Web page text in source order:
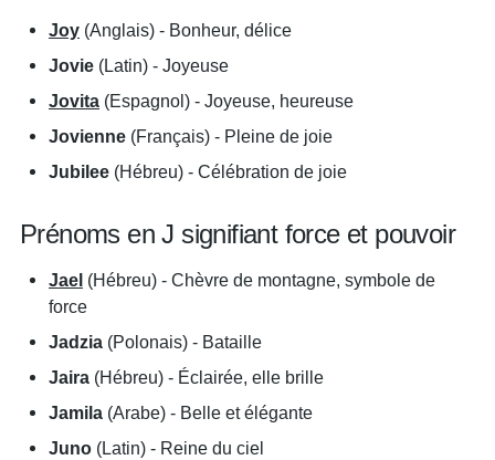
Joy (Anglais) - Bonheur, délice
Jovie (Latin) - Joyeuse
Jovita (Espagnol) - Joyeuse, heureuse
Jovienne (Français) - Pleine de joie
Jubilee (Hébreu) - Célébration de joie
Prénoms en J signifiant force et pouvoir
Jael (Hébreu) - Chèvre de montagne, symbole de
force
Jadzia (Polonais) - Bataille
Jaira (Hébreu) - Éclairée, elle brille
Jamila (Arabe) - Belle et élégante
Juno (Latin) - Reine du ciel